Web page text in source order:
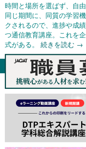
時間と場所を選ばず、自
同じ期間に、同質の学習
クされるので、進捗や成
つ通信教育講座。これを
式がある。
続きを読む →